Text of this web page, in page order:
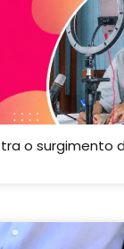
o surgimento